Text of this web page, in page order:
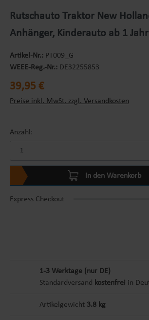
Rutschauto Traktor New
Anhänger, Kinderauto ab 1 Jahr
Artikel-Nr.: PT009_G
WEEE-Reg.-Nr.: DE32255853
Regulärer Preis:
39,95 €
Preise inkl. MwSt. zzgl. Versandkosten
Anzahl:
In den Warenkorb
Express Checkout
1-3 Werktage (nur DE)
Standardversand kostenfrei in
Artikelgewicht 3.8 kg